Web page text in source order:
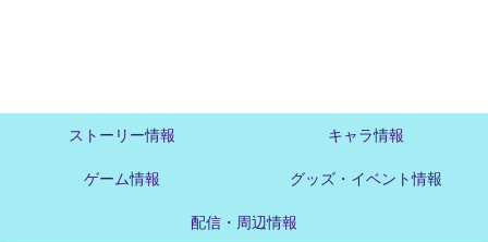
ストーリー情報 キャラ情報
ゲーム情報 グッズ・イベント情報
配信・周辺情報